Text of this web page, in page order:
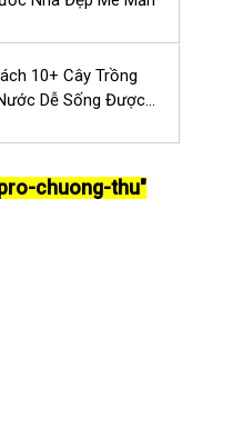
10+ Cây Trồng
Dễ Sống Được
chuong-thu"